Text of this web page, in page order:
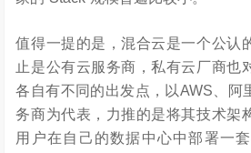
值得一提的是，混合云是一个公认
止是公有云服务商，私有云厂商也
各自有不同的出发点，以AWS、阿
务商为代表，力推的是将其技术架
用户在自己的数据中心中部署一